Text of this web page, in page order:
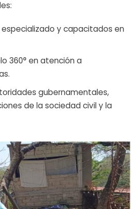
y capacitados en
360° en atención a
gubernamentales,
de la sociedad civil y la